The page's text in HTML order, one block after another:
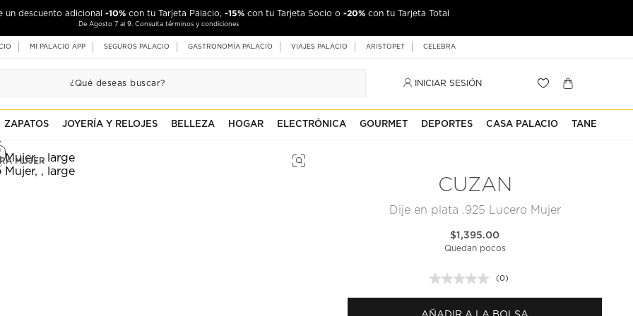
un descuento adicional -10% con tu Tarjeta Palacio, -15% con tu Tarjeta Socio o -20% con tu Tarjeta Total
De Agosto 7 al 9. Consulta términos y condiciones
MI PALACIO APP SEGUROS PALACIO GASTRONOMÍA PALACIO VIAJES PALACIO ARISTOPET CELEBRA
INICIAR SESIÓN
ZAPATOS JOYERÍA Y RELOJES BELLEZA HOGAR ELECTRÓNICA GOURMET DEPORTES CASA PALACIO TANE
MUJER
CUZAN
Dije en plata .925 Lucero Mujer
$1,395.00
Quedan pocos
Sin
puntuación.
(0)